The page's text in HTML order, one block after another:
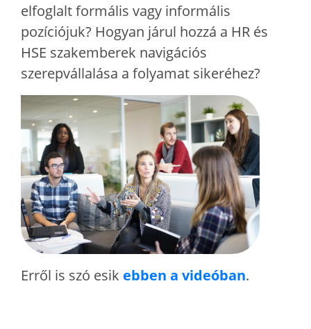
elfoglalt formális vagy informális
pozíciójuk? Hogyan járul hozzá a HR és
HSE szakemberek navigációs
szerepvállalása a folyamat sikeréhez?
Erről is szó esik ebben a videóban.